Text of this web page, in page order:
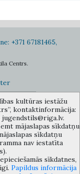
+371 67181465,
Centrs.
(phone: 67026859,
of a contact point in
protection and
possible conflicts of
Department or its
kultūras iestāžu
kontaktinformācija:
mājaslapas sīkdatņu
sīkdatņu
nav iestatīta
sīkdatnes,
Papildus informācija